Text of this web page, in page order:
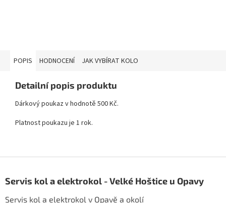
POPIS HODNOCENÍ JAK VYBÍRAT KOLO
Detailní popis produktu
Dárkový poukaz v hodnotě 500 Kč.
Platnost poukazu je 1 rok.
pServis kol a elektrokol - Velké Hoštice u Opavy
Servis kol a elektrokol v Opavě a okolí